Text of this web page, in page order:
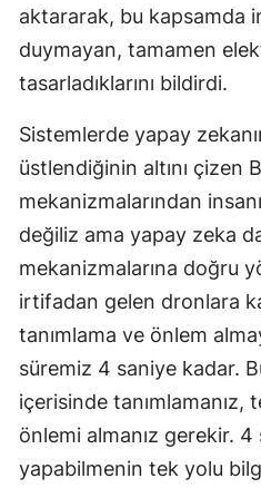
aktararak, bu kapsamda
duymayan, tamamen
tasarladıklarını bildirdi.
Sistemlerde yapay
üstlendiğinin altını çizen
mekanizmalarından
değiliz ama yapay zeka
mekanizmalarına doğru
irtifadan gelen dronlara
tanımlama ve önlem
süremiz 4 saniye kadar.
içerisinde tanımlamanız,
önlemi almanız gerekir.
yapabilmenin tek yolu